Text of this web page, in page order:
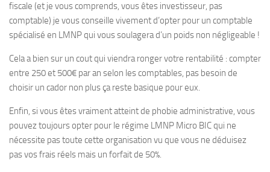
fiscale (et je vous comprends, vous êtes investisseur, pas
comptable) je vous conseille vivement d’opter pour un comptable
spécialisé en LMNP qui vous soulagera d’un poids non négligeable !
Cela a bien sur un cout qui viendra ronger votre rentabilité : compter
entre 250 et 500€ par an selon les comptables, pas besoin de
choisir un cador non plus ça reste basique pour eux.
Enfin, si vous êtes vraiment atteint de phobie administrative, vous
pouvez toujours opter pour le régime LMNP Micro BIC qui ne
nécessite pas toute cette organisation vu que vous ne déduisez
pas vos frais réels mais un forfait de 50%.